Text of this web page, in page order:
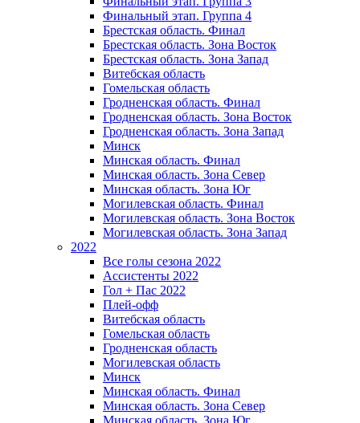
Финальный этап. Группа 4
Брестская область. Финал
Брестская область. Зона Восток
Брестская область. Зона Запад
Витебская область
Гомельская область
Гродненская область. Финал
Гродненская область. Зона Восток
Гродненская область. Зона Запад
Минск
Минская область. Финал
Минская область. Зона Север
Минская область. Зона Юг
Могилевская область. Финал
Могилевская область. Зона Восток
Могилевская область. Зона Запад
2022
Все голы сезона 2022
Ассистенты 2022
Гол + Пас 2022
Плей-офф
Витебская область
Гомельская область
Гродненская область
Могилевская область
Минск
Mинская область. Финал
Минская область. Зона Север
Минская область. Зона Юг